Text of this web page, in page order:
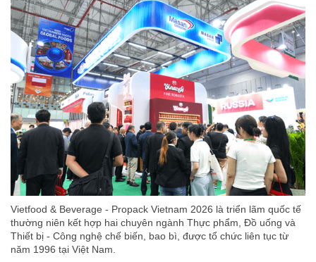
Vietfood & Beverage - Propack Vietnam 2026 là triển lãm quốc tế
thường niên kết hợp hai chuyên ngành Thực phẩm, Đồ uống và
Thiết bị - Công nghệ chế biến, bao bì, được tổ chức liên tục từ
năm 1996 tại Việt Nam.